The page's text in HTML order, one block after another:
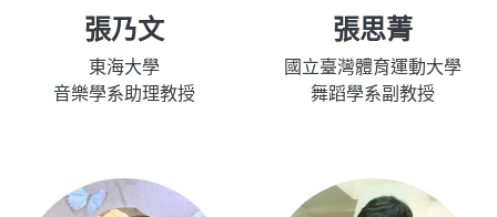
張乃文
東海大學
音樂學系助理教授
張思菁
國立臺灣體育運動大學
舞蹈學系副教授